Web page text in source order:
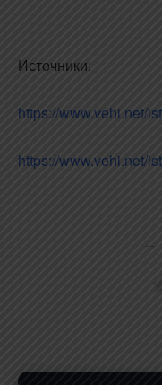
Источники:
https://www.vehi.net/
https://www.vehi.net/